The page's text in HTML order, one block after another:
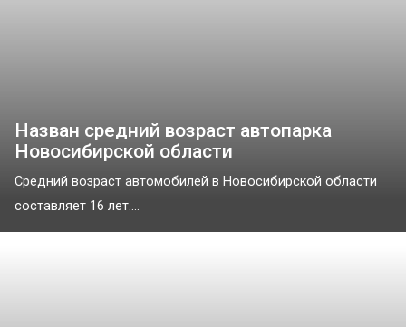
Назван средний возраст автопарка
Новосибирской области
Средний возраст автомобилей в Новосибирской области
составляет 16 лет....